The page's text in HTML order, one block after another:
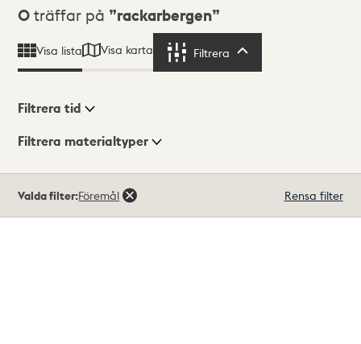
Sökresultat
0 träffar på rackarbergen
Visa lista Visa karta Filtrera
Visningsläge
Filtrera tid
Filtrera materialtyper
träffar
Valda filter:Föremål Rensa filter